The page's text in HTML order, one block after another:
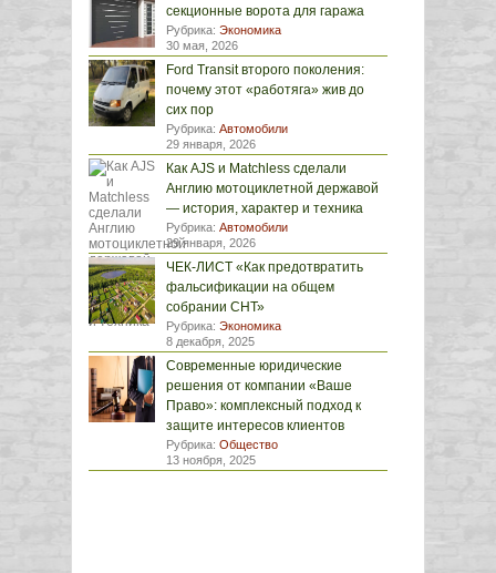
секционные ворота для гаража
Рубрика: Экономика
30 мая, 2026
Ford Transit второго поколения:
почему этот «работяга» жив до
сих пор
Рубрика: Автомобили
29 января, 2026
Как AJS и Matchless сделали
Англию мотоциклетной державой
— история, характер и техника
Рубрика: Автомобили
29 января, 2026
ЧЕК-ЛИСТ «Как предотвратить
фальсификации на общем
собрании СНТ»
Рубрика: Экономика
8 декабря, 2025
Современные юридические
решения от компании «Ваше
Право»: комплексный подход к
защите интересов клиентов
Рубрика: Общество
13 ноября, 2025